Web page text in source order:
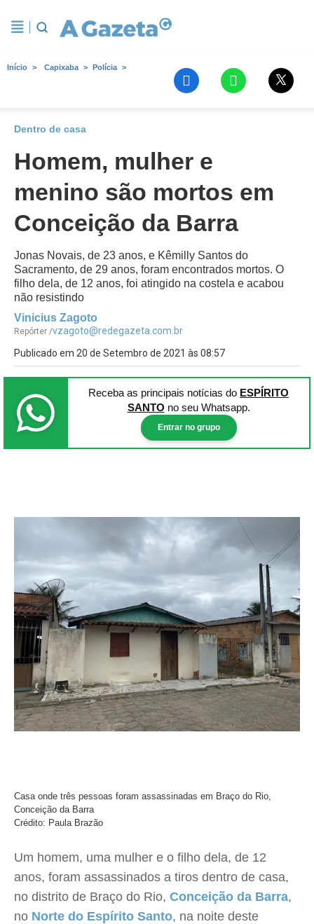
Início Capixaba Polícia
Dentro de casa
Homem, mulher e
menino são mortos em
Conceição da Barra
Jonas Novais, de 23 anos, e Kêmilly Santos do
Sacramento, de 29 anos, foram encontrados mortos. O
filho dela, de 12 anos, foi atingido na costela e acabou
não resistindo
Vinicius Zagoto
Repórter /vzagoto@redegazeta.com.br
Publicado em 20 de Setembro de 2021 às 08:57
Receba as principais notícias do ESPÍRITO
SANTO no seu Whatsapp.
Entrar no grupo
Casa onde três pessoas foram assassinadas em Braço do Rio,
Conceição da Barra
Crédito: Paula Brazão
Um homem, uma mulher e o filho dela, de 12
anos, foram assassinados a tiros dentro de casa,
no distrito de Braço do Rio, Conceição da Barra,
no Norte do Espírito Santo, na noite deste